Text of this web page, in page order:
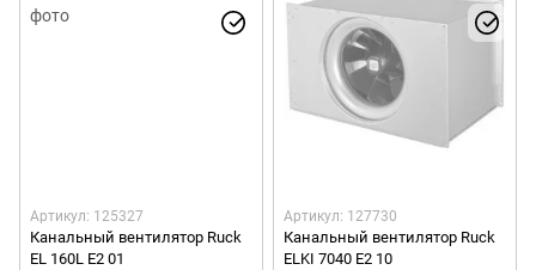
Артикул: 125327
Канальный вентилятор Ruck
EL 160L E2 01
Артикул: 127730
Канальный вентилятор Ruck
ELKI 7040 E2 10